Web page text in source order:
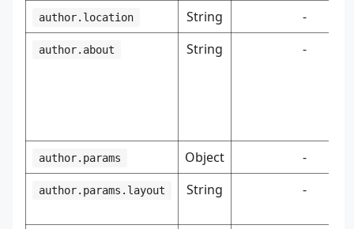
author.location String -
author.about String -
author.params Object -
author.params.layout String -